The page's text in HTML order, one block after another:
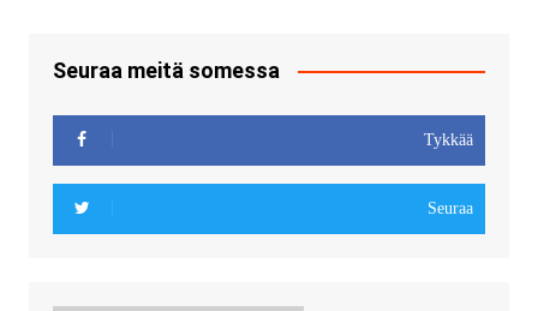
Seuraa meitä somessa
Tykkää
Seuraa